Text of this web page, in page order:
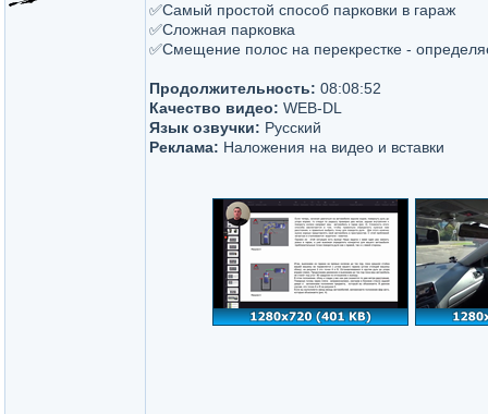
✅Самый простой способ парковки в гараж
✅Сложная парковка
✅Смещение полос на перекрестке -
Продолжительность: 08:08:52
Качество видео: WEB-DL
Язык озвучки: Русский
Реклама: Наложения на видео и вставки